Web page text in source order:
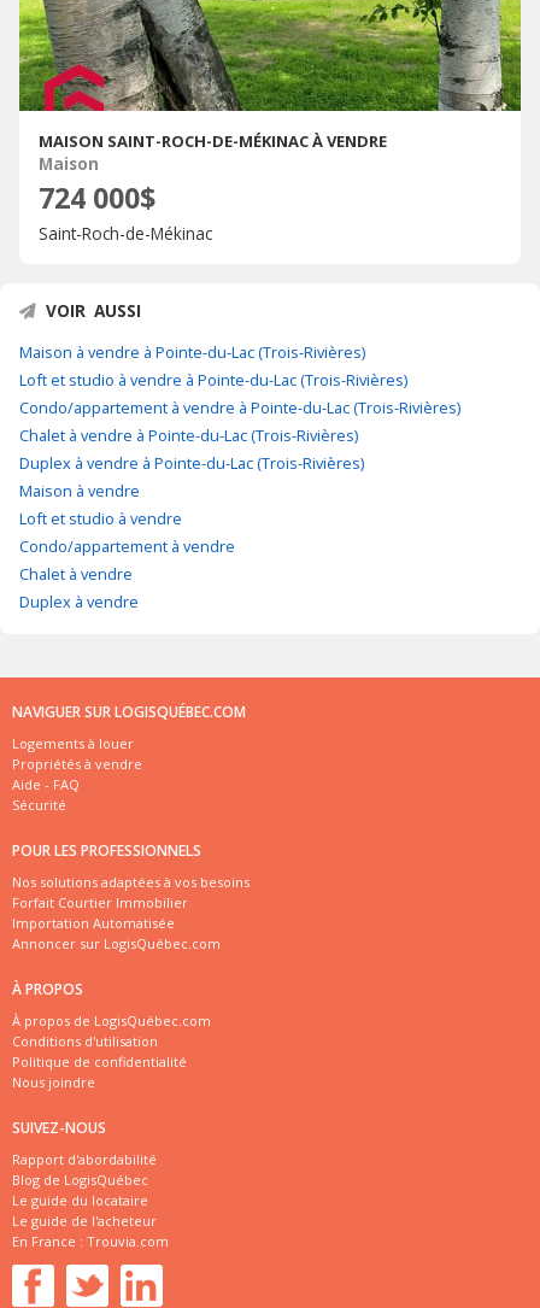
MAISON SAINT-ROCH-DE-MÉKINAC À VENDRE
Maison
724 000$
Saint-Roch-de-Mékinac
VOIR AUSSI
Maison à vendre à Pointe-du-Lac (Trois-Rivières)
Loft et studio à vendre à Pointe-du-Lac (Trois-Rivières)
Condo/appartement à vendre à Pointe-du-Lac (Trois-Rivières)
Chalet à vendre à Pointe-du-Lac (Trois-Rivières)
Duplex à vendre à Pointe-du-Lac (Trois-Rivières)
Maison à vendre
Loft et studio à vendre
Condo/appartement à vendre
Chalet à vendre
Duplex à vendre
NAVIGUER SUR LOGISQUÉBEC.COM
Logements à louer
Propriétés à vendre
Aide - FAQ
Sécurité
POUR LES PROFESSIONNELS
Nos solutions adaptées à vos besoins
Forfait Courtier Immobilier
Importation Automatisée
Annoncer sur LogisQuébec.com
À PROPOS
À propos de LogisQuébec.com
Conditions d'utilisation
Politique de confidentialité
Nous joindre
SUIVEZ-NOUS
Rapport d'abordabilité
Blog de LogisQuébec
Le guide du locataire
Le guide de l'acheteur
En France : Trouvia.com